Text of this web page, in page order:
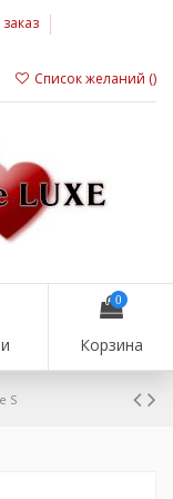
Список желаний ()
0
Корзина
S